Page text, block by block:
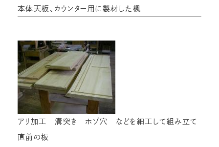
本体天板、カウンター用に製材した楓
アリ加工 溝突き ホゾ穴 などを細工して組み立て
直前の板